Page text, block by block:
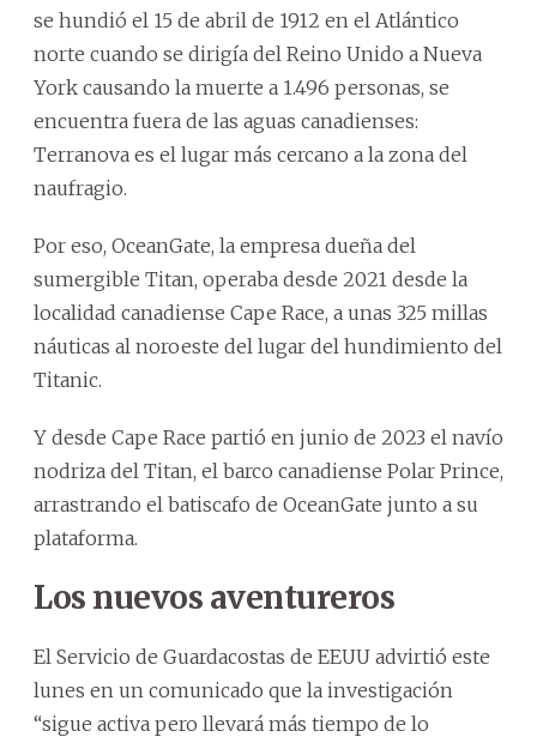
se hundió el 15 de abril de 1912 en el Atlántico
norte cuando se dirigía del Reino Unido a Nueva
York causando la muerte a 1.496 personas, se
encuentra fuera de las aguas canadienses:
Terranova es el lugar más cercano a la zona del
naufragio.
Por eso, OceanGate, la empresa dueña del
sumergible Titan, operaba desde 2021 desde la
localidad canadiense Cape Race, a unas 325 millas
náuticas al noroeste del lugar del hundimiento del
Titanic.
Y desde Cape Race partió en junio de 2023 el navío
nodriza del Titan, el barco canadiense Polar Prince,
arrastrando el batiscafo de OceanGate junto a su
plataforma.
Los nuevos aventureros
El Servicio de Guardacostas de EEUU advirtió este
lunes en un comunicado que la investigación
“sigue activa pero llevará más tiempo de lo